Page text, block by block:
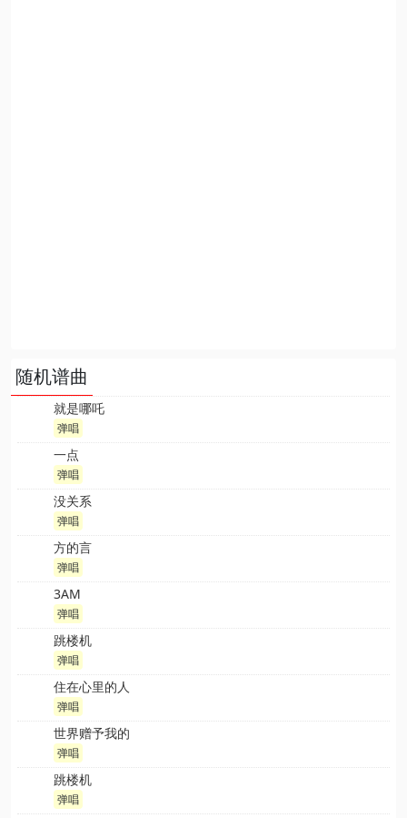
随机谱曲
就是哪吒
弹唱
一点
弹唱
没关系
弹唱
方的言
弹唱
3AM
弹唱
跳楼机
弹唱
住在心里的人
弹唱
世界赠予我的
弹唱
跳楼机
弹唱